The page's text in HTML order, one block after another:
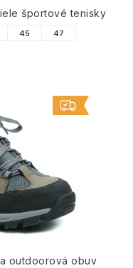
športové tenisky
45 47
outdoorová obuv